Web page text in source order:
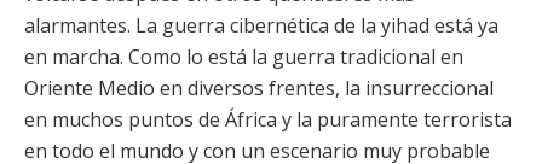
alarmantes. La guerra cibernética de la yihad está ya
en marcha. Como lo está la guerra tradicional en
Oriente Medio en diversos frentes, la insurreccional
en muchos puntos de África y la puramente terrorista
en todo el mundo y con un escenario muy probable